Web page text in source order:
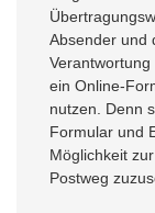
Absender und
ein Online-
nutzen. Denn
Formular und
Möglichkeit
Postweg